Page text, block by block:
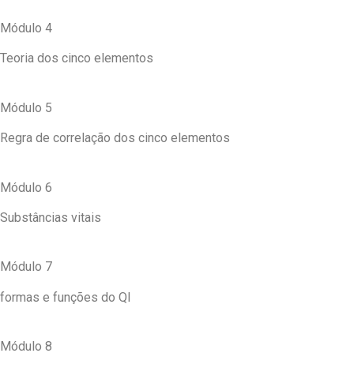
Módulo 4
Teoria dos cinco elementos
Módulo 5
Regra de correlação dos cinco elementos
Módulo 6
Substâncias vitais
Módulo 7
formas e funções do QI
Módulo 8